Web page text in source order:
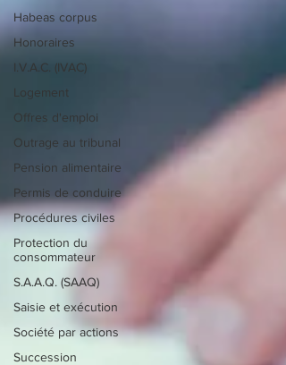
Habeas corpus
Honoraires
I.V.A.C. (IVAC)
Logement
Offres d'emploi
Outrage au tribunal
Pension alimentaire
Permis de conduire
Procédures civiles
Protection du
consommateur
S.A.A.Q. (SAAQ)
Saisie et exécution
Société par actions
Succession